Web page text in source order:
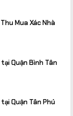
Mua Xác Nhà
Quận Bình Tân
Quận Tân Phú